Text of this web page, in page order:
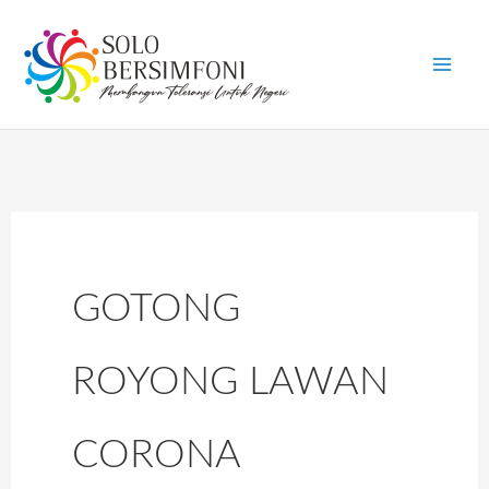
content
GOTONG
ROYONG LAWAN
CORONA